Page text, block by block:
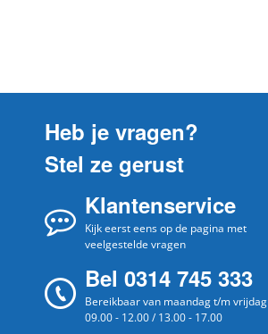
Heb je vragen?
Stel ze gerust
Klantenservice
Kijk eerst eens op de pagina met
veelgestelde vragen
Bel 0314 745 333
Bereikbaar van maandag t/m vrijdag
09.00 - 12.00 / 13.00 - 17.00